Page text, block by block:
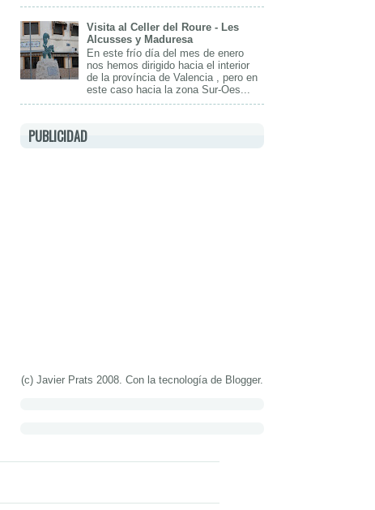
Visita al Celler del Roure - Les
Alcusses y Maduresa
En este frío día del mes de enero
nos hemos dirigido hacia el interior
de la província de Valencia , pero en
este caso hacia la zona Sur-Oes...
PUBLICIDAD
(c) Javier Prats 2008. Con la tecnología de Blogger.